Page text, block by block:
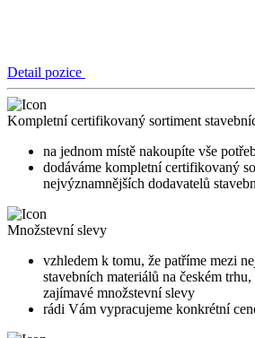
Detail pozice
Kompletní certifikovaný sortiment
na jednom místě nakoupíte vše
dodáváme kompletní certifikovaný
nejvýznamnějších dodavatelů
Množstevní slevy
vzhledem k tomu, že patříme mezi
stavebních materiálů na českém
zajímavé množstevní slevy
rádi Vám vypracujeme konkrétní